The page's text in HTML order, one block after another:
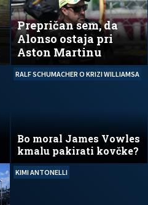
Prepričan sem, da
Alonso ostaja pri
Aston Martinu
RALF SCHUMACHER O KRIZI WILLIAMSA
Bo moral James Vowles
kmalu pakirati kovčke?
KIMI ANTONELLI